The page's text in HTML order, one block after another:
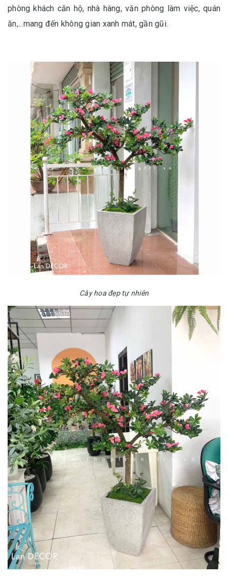
phòng khách căn hộ, nhà hàng, văn phòng làm việc, quán
ăn,...mang đến không gian xanh mát, gần gũi.
Cây hoa đẹp tự nhiên